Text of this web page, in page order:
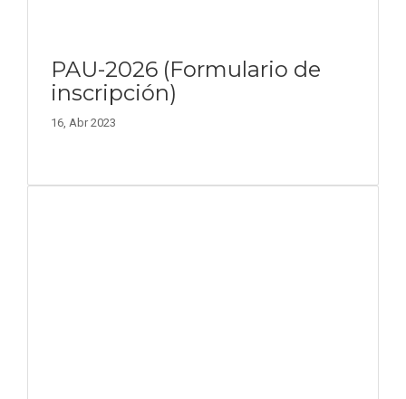
PAU-2026 (Formulario de
inscripción)
16, Abr 2023